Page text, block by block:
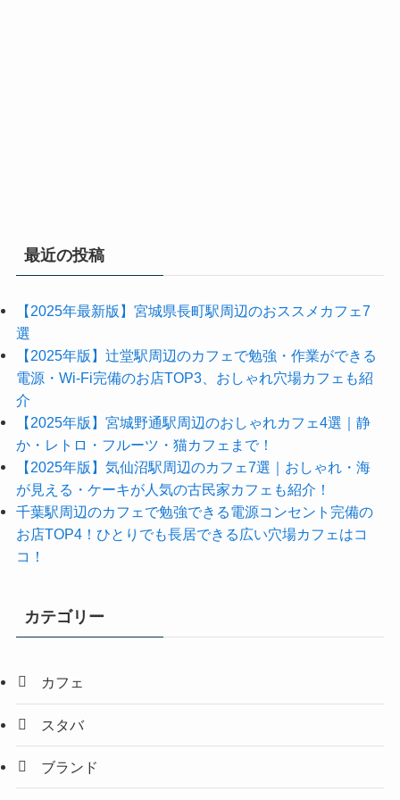
最近の投稿
【2025年最新版】宮城県長町駅周辺のおススメカフェ7
選
【2025年版】辻堂駅周辺のカフェで勉強・作業ができる
電源・Wi-Fi完備のお店TOP3、おしゃれ穴場カフェも紹
介
【2025年版】宮城野通駅周辺のおしゃれカフェ4選｜静
か・レトロ・フルーツ・猫カフェまで！
【2025年版】気仙沼駅周辺のカフェ7選｜おしゃれ・海
が見える・ケーキが人気の古民家カフェも紹介！
千葉駅周辺のカフェで勉強できる電源コンセント完備の
お店TOP4！ひとりでも長居できる広い穴場カフェはコ
コ！
カテゴリー
カフェ
スタバ
ブランド